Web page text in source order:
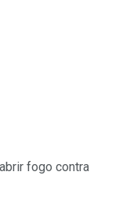
fogo contra